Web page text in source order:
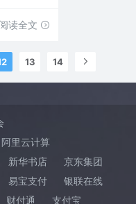
阅读全文
13 14
阿里云计算
新华书店
京东集团
易宝支付
银联在线
财付通
支付宝